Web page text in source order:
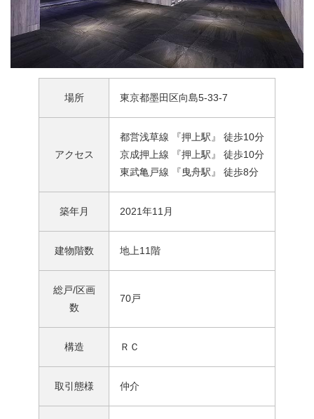
場所 東京都墨田区向島5-33-7
アクセス
都営浅草線 『押上駅』 徒歩10分
京成押上線 『押上駅』 徒歩10分
東武亀戸線 『曳舟駅』 徒歩8分
築年月 2021年11月
建物階数 地上11階
総戸/区画
数
70戸
構造 ＲＣ
取引態様 仲介